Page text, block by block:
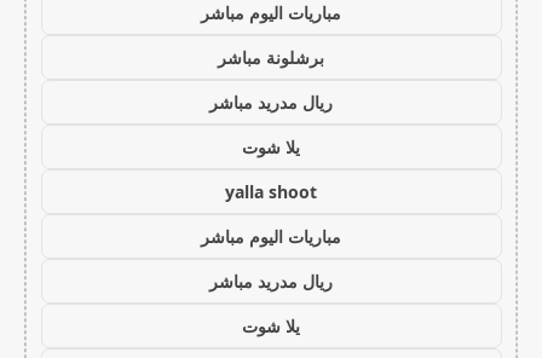
مباريات اليوم مباشر
برشلونة مباشر
ريال مدريد مباشر
يلا شوت
yalla shoot
مباريات اليوم مباشر
ريال مدريد مباشر
يلا شوت